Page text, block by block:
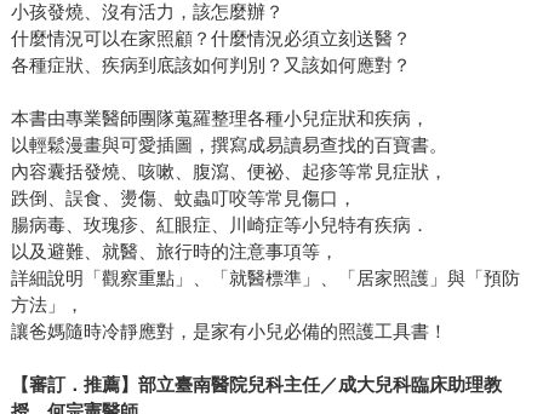
小孩發燒、沒有活力，該怎麼辦？
什麼情況可以在家照顧？什麼情況必須立刻送醫？
各種症狀、疾病到底該如何判別？又該如何應對？
本書由專業醫師團隊蒐羅整理各種小兒症狀和疾病，
以輕鬆漫畫與可愛插圖，撰寫成易讀易查找的百寶書。
內容囊括發燒、咳嗽、腹瀉、便祕、起疹等常見症狀，
跌倒、誤食、燙傷、蚊蟲叮咬等常見傷口，
腸病毒、玫瑰疹、紅眼症、川崎症等小兒特有疾病．
以及避難、就醫、旅行時的注意事項等，
詳細說明「觀察重點」、「就醫標準」、「居家照護」與「預防
方法」，
讓爸媽隨時冷靜應對，是家有小兒必備的照護工具書！
【審訂．推薦】部立臺南醫院兒科主任／成大兒科臨床助理教